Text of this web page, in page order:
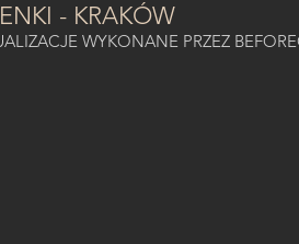
- KRAKÓW
WYKONANE PRZEZ